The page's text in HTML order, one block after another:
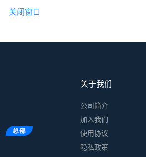
关闭窗口
关于我们
公司简介
加入我们
使用协议
隐私政策